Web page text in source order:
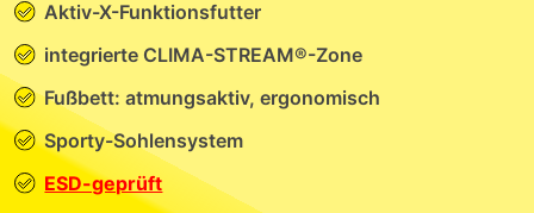
Aktiv-X-Funktionsfutter
integrierte CLIMA-STREAM®-Zone
Fußbett: atmungsaktiv, ergonomisch
Sporty-Sohlensystem
ESD-geprüft